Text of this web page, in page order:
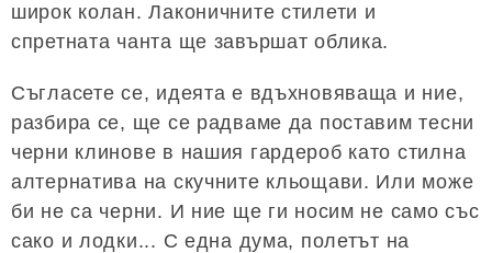
широк колан. Лаконичните стилети и
спретната чанта ще завършат облика.
Съгласете се, идеята е вдъхновяваща и ние,
разбира се, ще се радваме да поставим тесни
черни клинове в нашия гардероб като стилна
алтернатива на скучните кльощави. Или може
би не са черни. И ние ще ги носим не само със
сако и лодки... С една дума, полетът на